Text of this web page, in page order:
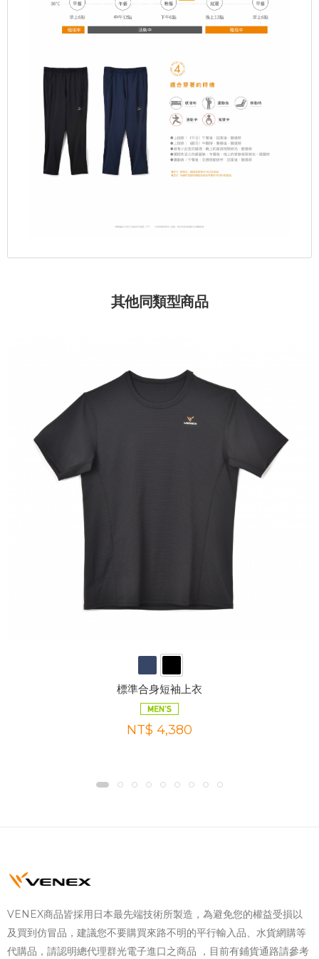
其他同類型商品
標準合身短袖上衣
NT$ 4,380
VENEX商品皆採用日本最先端技術所製造，為避免您的權益受損以
及買到仿冒品，建議您不要購買來路不明的平行輸入品、水貨網購等
代購品，請認明總代理群光電子進口之商品 ，目前有鋪貨通路請參考